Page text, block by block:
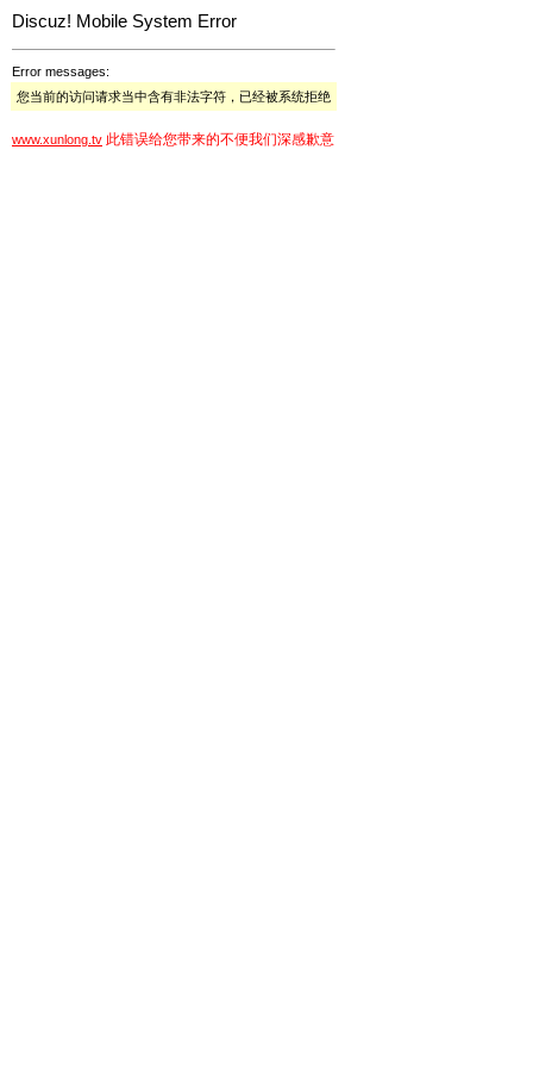
Discuz! Mobile System Error
Error messages:
您当前的访问请求当中含有非法字符，已经被系统拒绝
www.xunlong.tv 此错误给您带来的不便我们深感歉意